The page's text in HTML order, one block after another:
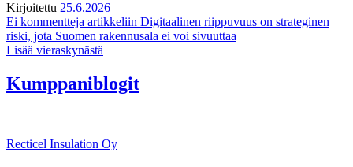
Kirjoitettu 25.6.2026
Ei kommentteja artikkeliin Digitaalinen riippuvuus on strateginen
riski, jota Suomen rakennusala ei voi sivuuttaa
Lisää vieraskynästä
Kumppaniblogit
Recticel Insulation Oy